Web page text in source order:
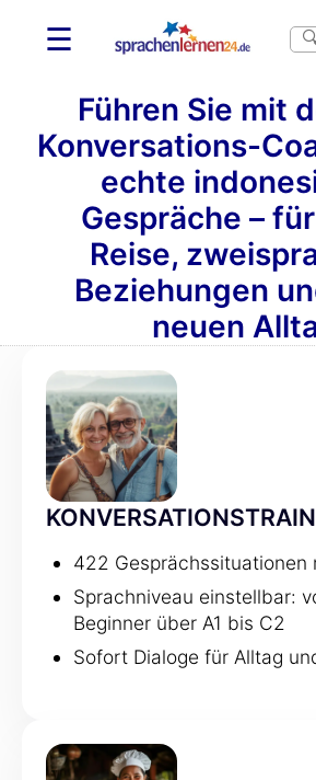
☰
Führen Sie mit
Konversations-
echte
Gespräche –
Reise,
Beziehungen
neuen
422 Gesprächssituationen
Sprachniveau einstellbar:
Beginner über A1 bis C2
Sofort Dialoge für Alltag